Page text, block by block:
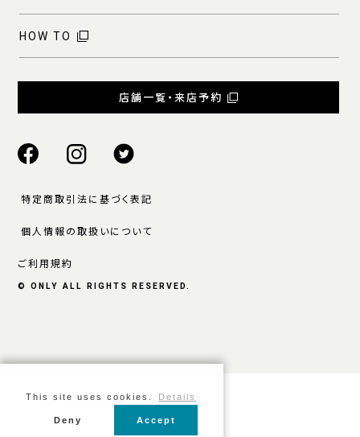
HOW TO
店舗一覧・来店予約
特定商取引法に基づく表記
個人情報の取扱いについて
ご利用規約
© ONLY ALL RIGHTS RESERVED.
This site uses cookies. Details
Deny Accept